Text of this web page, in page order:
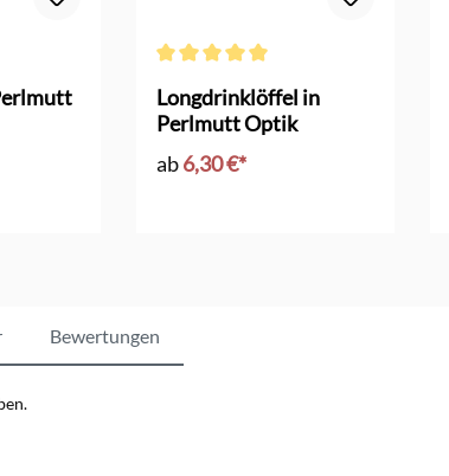
Longdrinklöffel in
Perlmutt Optik
ab6,30 €*
Bewertungen